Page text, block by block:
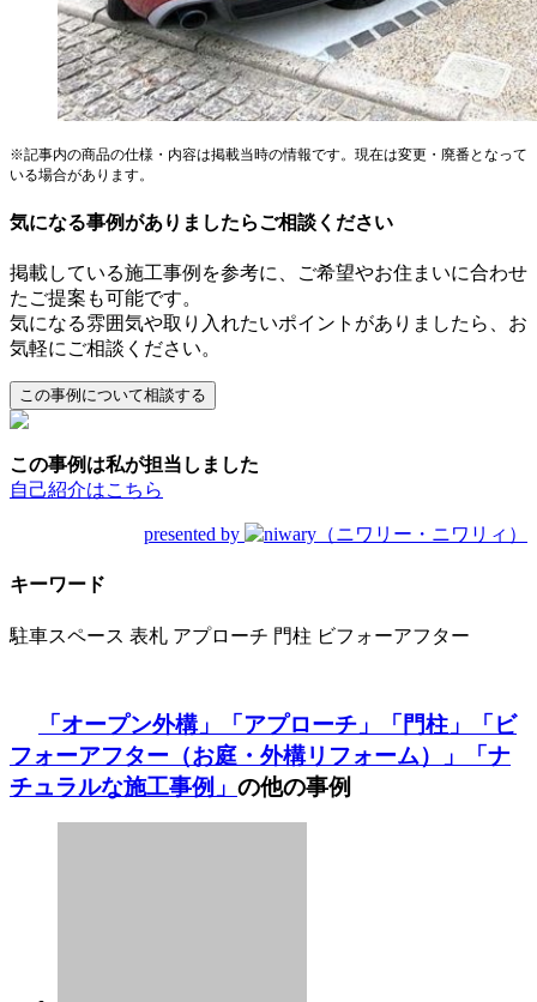
※記事内の商品の仕様・内容は掲載当時の情報です。現在は変更・廃番となって
いる場合があります。
気になる事例がありましたらご相談ください
掲載している施工事例を参考に、ご希望やお住まいに合わせ
たご提案も可能です。
気になる雰囲気や取り入れたいポイントがありましたら、お
気軽にご相談ください。
この事例は私が担当しました
自己紹介はこちら
presented by
キーワード
駐車スペース 表札 アプローチ 門柱 ビフォーアフター
「オープン外構」 「アプローチ」 「門柱」
「ビ
フォーアフター（お庭・外構リフォーム）」
「ナ
チュラルな施工事例」 の他の事例